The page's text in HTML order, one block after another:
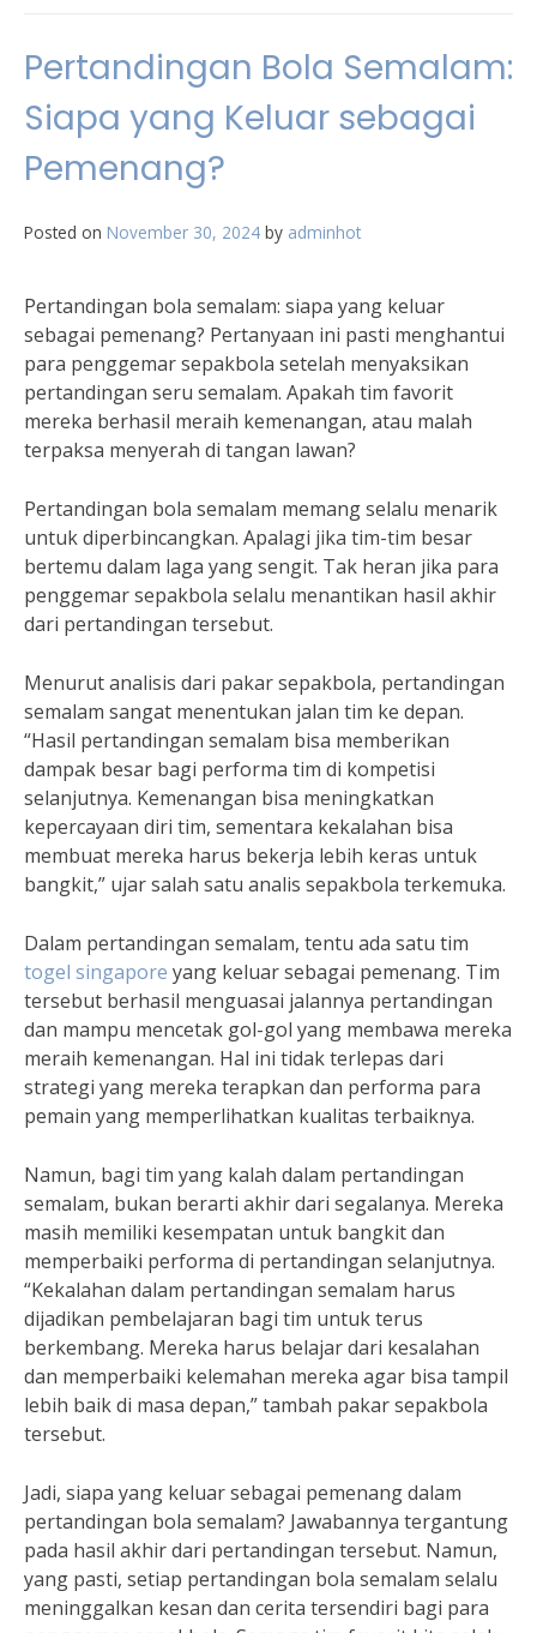
Pertandingan Bola Semalam:
Siapa yang Keluar sebagai
Pemenang?
Posted on November 30, 2024 by adminhot
Pertandingan bola semalam: siapa yang keluar
sebagai pemenang? Pertanyaan ini pasti menghantui
para penggemar sepakbola setelah menyaksikan
pertandingan seru semalam. Apakah tim favorit
mereka berhasil meraih kemenangan, atau malah
terpaksa menyerah di tangan lawan?
Pertandingan bola semalam memang selalu menarik
untuk diperbincangkan. Apalagi jika tim-tim besar
bertemu dalam laga yang sengit. Tak heran jika para
penggemar sepakbola selalu menantikan hasil akhir
dari pertandingan tersebut.
Menurut analisis dari pakar sepakbola, pertandingan
semalam sangat menentukan jalan tim ke depan.
“Hasil pertandingan semalam bisa memberikan
dampak besar bagi performa tim di kompetisi
selanjutnya. Kemenangan bisa meningkatkan
kepercayaan diri tim, sementara kekalahan bisa
membuat mereka harus bekerja lebih keras untuk
bangkit,” ujar salah satu analis sepakbola terkemuka.
Dalam pertandingan semalam, tentu ada satu tim
togel singapore yang keluar sebagai pemenang. Tim
tersebut berhasil menguasai jalannya pertandingan
dan mampu mencetak gol-gol yang membawa mereka
meraih kemenangan. Hal ini tidak terlepas dari
strategi yang mereka terapkan dan performa para
pemain yang memperlihatkan kualitas terbaiknya.
Namun, bagi tim yang kalah dalam pertandingan
semalam, bukan berarti akhir dari segalanya. Mereka
masih memiliki kesempatan untuk bangkit dan
memperbaiki performa di pertandingan selanjutnya.
“Kekalahan dalam pertandingan semalam harus
dijadikan pembelajaran bagi tim untuk terus
berkembang. Mereka harus belajar dari kesalahan
dan memperbaiki kelemahan mereka agar bisa tampil
lebih baik di masa depan,” tambah pakar sepakbola
tersebut.
Jadi, siapa yang keluar sebagai pemenang dalam
pertandingan bola semalam? Jawabannya tergantung
pada hasil akhir dari pertandingan tersebut. Namun,
yang pasti, setiap pertandingan bola semalam selalu
meninggalkan kesan dan cerita tersendiri bagi para